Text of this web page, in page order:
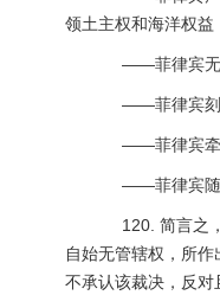
领土主权和海洋权益
——菲律宾无视
——菲律宾刻意
——菲律宾牵强
——菲律宾随意
120. 简言之，
自始无管辖权，所
不承认该裁决，反